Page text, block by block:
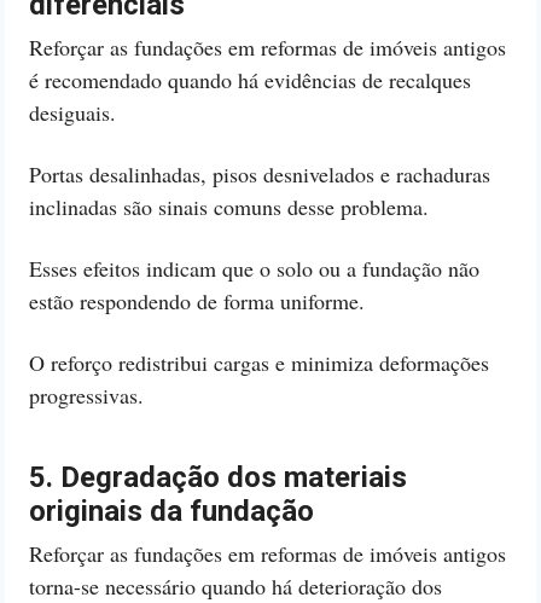
Reforçar as fundações em reformas de imóveis antigos
é recomendado quando há evidências de recalques
desiguais.
Portas desalinhadas, pisos desnivelados e rachaduras
inclinadas são sinais comuns desse problema.
Esses efeitos indicam que o solo ou a fundação não
estão respondendo de forma uniforme.
O reforço redistribui cargas e minimiza deformações
progressivas.
5. Degradação dos materiais
originais da fundação
Reforçar as fundações em reformas de imóveis antigos
torna-se necessário quando há deterioração dos